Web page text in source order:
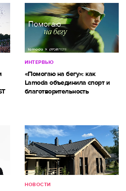
ИНТЕРВЬЮ
«Помогаю на бегу»: как
Lamoda объединила спорт и
благотворительность
НОВОСТИ